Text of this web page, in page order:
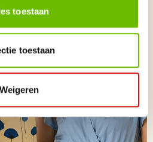
toestaan
toestaan
Weigeren